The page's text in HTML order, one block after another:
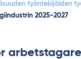
työntekijöiden
2025-2027